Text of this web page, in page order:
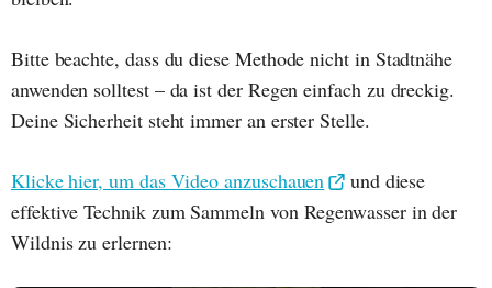
Bitte beachte, dass du diese Methode nicht in Stadtnähe
anwenden solltest – da ist der Regen einfach zu dreckig.
Deine Sicherheit steht immer an erster Stelle.
Klicke hier, um das Video anzuschauen
und diese
effektive Technik zum Sammeln von Regenwasser in der
Wildnis zu erlernen: